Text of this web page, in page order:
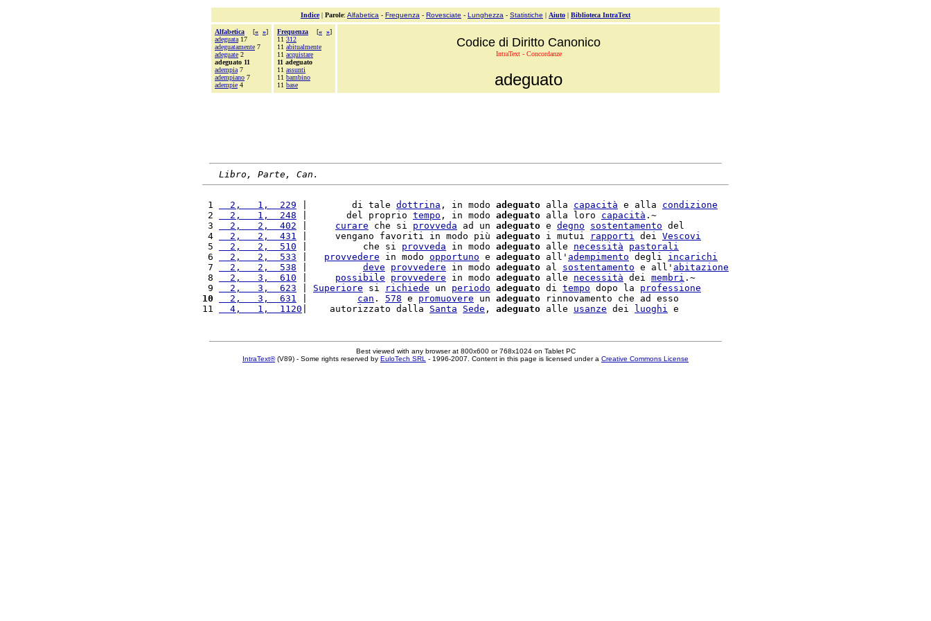
Indice| Parole: Alfabetica - Frequenza - Rovesciate - Lunghezza - Statistiche | Aiuto | Biblioteca IntraText
Alfabetica [« »]
adeguata 17
adeguatamente 7
adeguate 2
adeguato 11
adempia 7
adempiano 7
adempie 4
Frequenza [« »]
11 312
11 abitualmente
11 acquistare
11 adeguato
11 assunti
11 bambino
11 base
Codice di Diritto Canonico
IntraText - Concordanze
adeguato
Libro, Parte, Can.
1
  2,   1,  229
|        di tale dottrina , in modo adeguato alla capacità e alla condizione
2
  2,   1,  248
|       del proprio tempo , in modo adeguato alla loro capacità .~
3
  2,   2,  402
curare che si provveda ad un adeguato e degno sostentamento del
4
  2,   2,  431
|     vengano favoriti in modo più adeguato i mutui rapporti dei Vescovi
5
  2,   2,  510
|          che si provveda in modo adeguato alle necessità
pastorali
6
  2,   2,  533
provvedere in modo opportuno e adeguato all' adempimento degli incarichi
7
  2,   2,  538
deve provvedere in modo adeguato al sostentamento e all' abitazione
8
  2,   3,  610
possibile provvedere in modo adeguato alle necessità dei membri .~
9
  2,   3,  623
Superiore si richiede un periodo adeguato di tempo dopo la professione
10
  2,   3,  631
can . 578 e promuovere un adeguato rinnovamento che ad esso
11
  4,   1,  1120
|    autorizzato dalla Santa Sede , adeguato alle usanze dei luoghi
Best viewed with any browser at 800x600 or 768x1024 on Tablet PC
IntraText®(V89) - Some rights reserved by EuloTech SRL - 1996-2007. Content in this page is licensed under a Creative Commons License